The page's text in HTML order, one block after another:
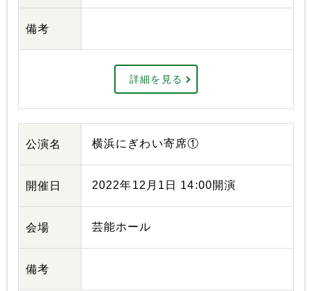
備考
詳細を見る
公演名 横浜にぎわい寄席①
開催日 2022年12月1日 14:00開演
会場 芸能ホール
備考